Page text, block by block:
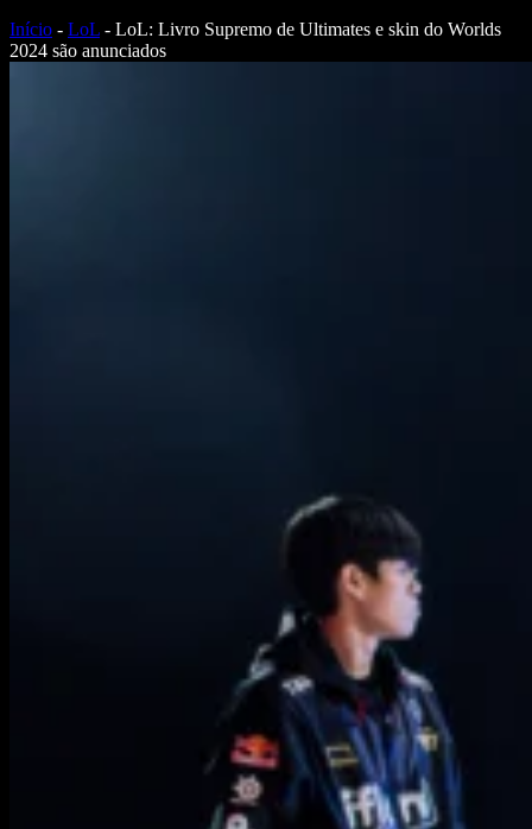
Início - LoL - LoL: Livro Supremo de Ultimates e skin do Worlds
2024 são anunciados